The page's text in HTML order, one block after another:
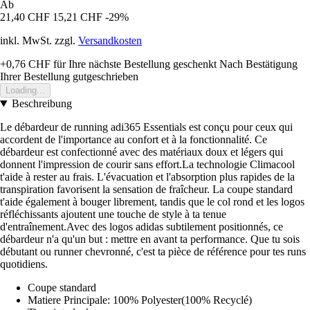
Ab
21,40 CHF 15,21 CHF -29%
inkl. MwSt. zzgl. Versandkosten
+0,76 CHF für Ihre nächste Bestellung geschenkt Nach Bestätigung
Ihrer Bestellung gutgeschrieben
Loading...
Beschreibung
Le débardeur de running adi365 Essentials est conçu pour ceux qui
accordent de l'importance au confort et à la fonctionnalité. Ce
débardeur est confectionné avec des matériaux doux et légers qui
donnent l'impression de courir sans effort.La technologie Climacool
t'aide à rester au frais. L'évacuation et l'absorption plus rapides de la
transpiration favorisent la sensation de fraîcheur. La coupe standard
t'aide également à bouger librement, tandis que le col rond et les logos
réfléchissants ajoutent une touche de style à ta tenue
d'entraînement.Avec des logos adidas subtilement positionnés, ce
débardeur n'a qu'un but : mettre en avant ta performance. Que tu sois
débutant ou runner chevronné, c'est ta pièce de référence pour tes runs
quotidiens.
Coupe standard
Matiere Principale: 100% Polyester(100% Recyclé)